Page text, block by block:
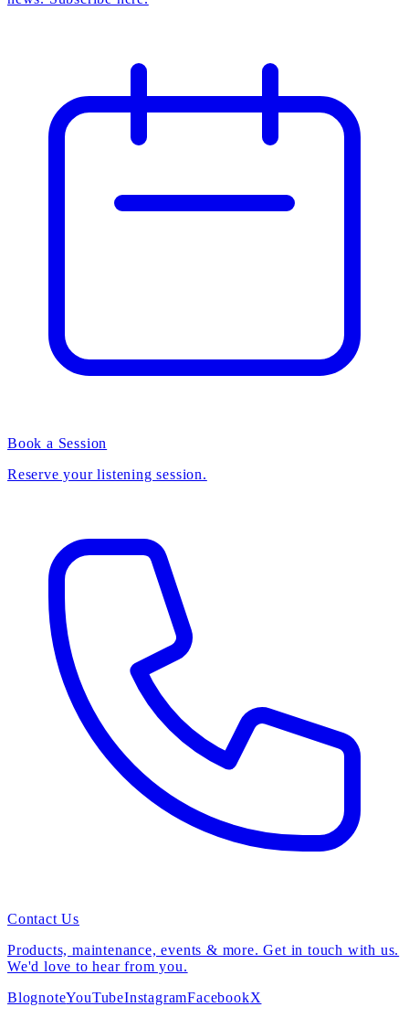
Book a Session
Reserve your listening session.
Contact Us
Products, maintenance, events & more. Get in touch with us.
We'd love to hear from you.
BlognoteYouTubeInstagramFacebookX